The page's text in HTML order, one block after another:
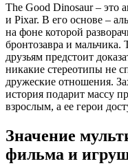
The Good Dinosaur – это
и Pixar. В его основе –
на фоне которой
бронтозавра и
друзьям предстоит
никакие стереотипы не
дружеские отношения.
история подарит массу
взрослым, а ее герои
Значение
фильма и